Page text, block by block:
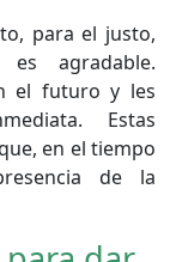
para el justo,
agradable.
el futuro y les
Estas
en el tiempo
de la